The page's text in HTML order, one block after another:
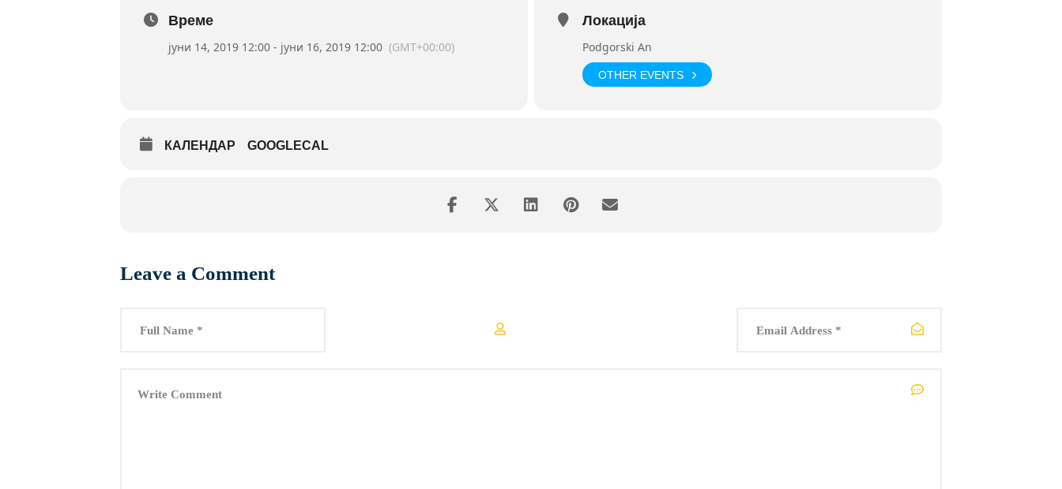
Од YFoEMacedonia објаснуваат дека било какви прашања можат да им бидат упатени преку
наyfoemacedonia@gmail.com.
Време
јуни 14, 2019 12:00 - јуни 16, 2019 12:00 (GMT+00:00)
Локација
Podgorski An
OTHER EVENTS
КАЛЕНДАР GOOGLECAL
Leave a Comment